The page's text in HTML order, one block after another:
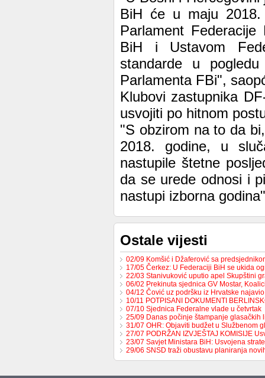
BiH će u maju
Parlament
BiH i Ustavom
standarde u
Parlamenta FBi",
Klubovi zastupnika
usvojiti po hitnom
"S obzirom na to da
2018. godine, u
nastupile štetne
da se urede odnosi i
nastupi izborna
Ostale vijesti
02/09 Komšić i Džaferović sa
17/05 Čerkez: U Federaciji BiH se ukida
22/03 Stanivuković uputio apel Skupštini
06/02 Prekinuta sjednica GV Mostar,
04/12 Čović uz podršku iz Hrvatske
10/11 POTPISANI DOKUMENTI
07/10 Sjednica Federalne vlade u četvrtak
25/09 Danas počinje štampanje glasačkih
31/07 OHR: Objaviti budžet u Službenom
27/07 PODRŽAN IZVJEŠTAJ KOMISIJE
23/07 Savjet Ministara BiH: Usvojena
29/06 SNSD traži obustavu planiranja